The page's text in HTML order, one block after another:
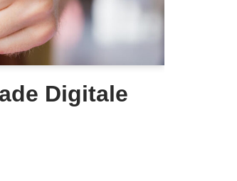
Digitale